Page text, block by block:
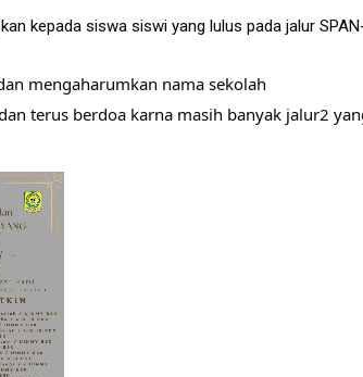
kepada siswa siswi yang lulus pada jalur
mengaharumkan nama sekolah
terus berdoa karna masih banyak jalur2